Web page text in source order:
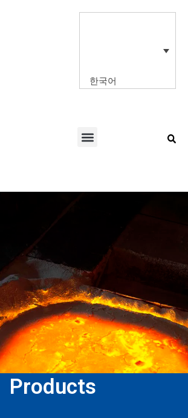
한국어
Menu
Products